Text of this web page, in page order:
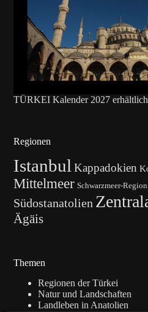
TÜRKEI Kalender 2027 erhältlich
Regionen
Istanbul Kappadokien
Mittelmeer Schwarzmeer-Region
Südostanatolien
Ägäis
Themen
Regionen der Türkei
Natur und Landschaften
Landleben in Anatolien